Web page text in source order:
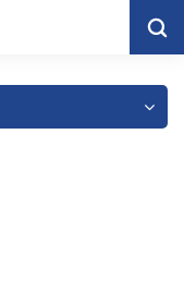
Negra Del Gabinete